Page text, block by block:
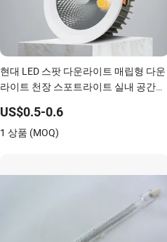
현대 LED 스팟 다운라이트 매립형 다운
라이트 천장 스포트라이트 실내 공간용
US$0.5-0.6
1 상품 (MOQ)